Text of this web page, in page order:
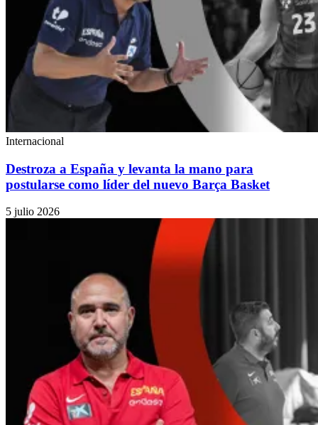
Internacional
Destroza a España y levanta la mano para
postularse como líder del nuevo Barça Basket
5 julio 2026